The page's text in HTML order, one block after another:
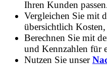
Ihren Kunden
Vergleichen Sie mit
übersichtlich
Berechnen Sie mit
und Kennzahlen für
Nutzen Sie unser